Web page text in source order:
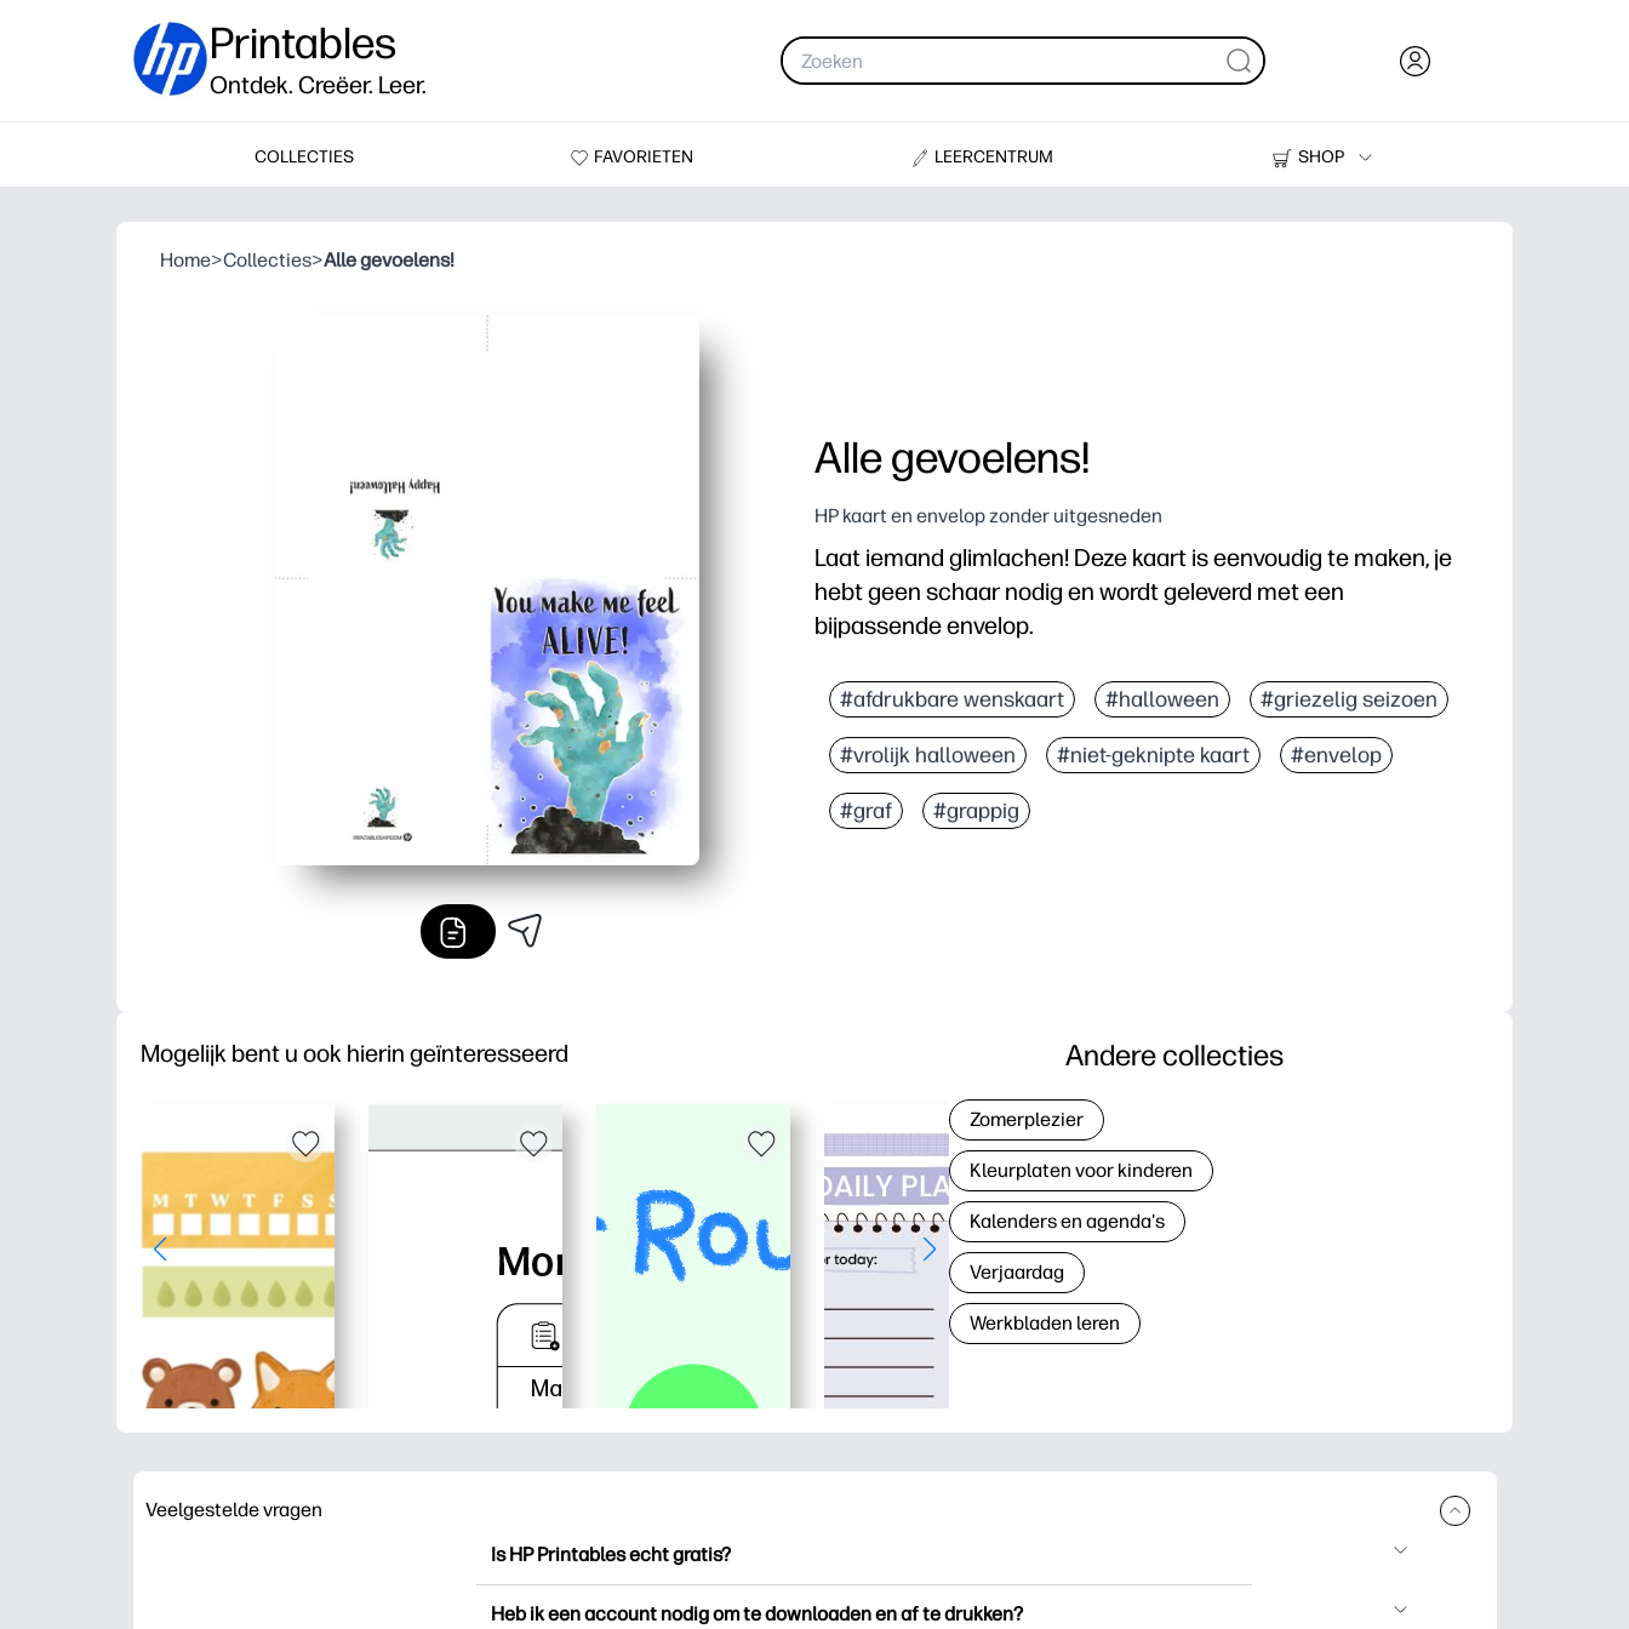
Printables
Ontdek. Creëer. Leer.
COLLECTIES FAVORIETEN LEERCENTRUM
SHOP
Printers
Home>Collecties>Alle gevoelens!
Alle gevoelens!
HP kaart en envelop zonder uitgesneden
Laat iemand glimlachen! Deze kaart is eenvoudig te maken, je
hebt geen schaar nodig en wordt geleverd met een
bijpassende envelop.
#afdrukbare wenskaart #halloween #griezelig seizoen
#vrolijk halloween #niet-geknipte kaart #envelop
#graf #grappig
Mogelijk bent u ook hierin geïnteresseerd Andere collecties
Zomerplezier
Kleurplaten voor kinderen
Kalenders en agenda's
Verjaardag
Werkbladen leren
Veelgestelde vragen
Is HP Printables echt gratis?
Heb ik een account nodig om te downloaden en af te drukken?